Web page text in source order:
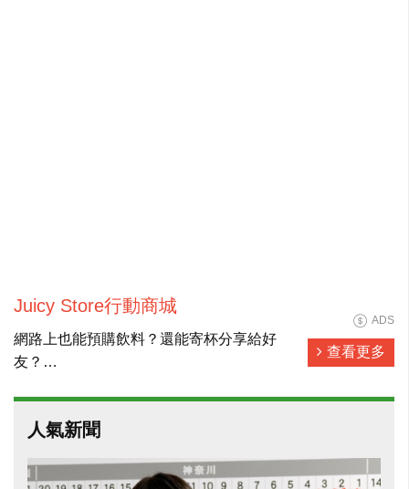
Juicy Store行動商城
網路上也能預購飲料？還能寄杯分享給好
友？
手搖飲料，根據資料顯示，台灣人1年就喝
勵手搖飲料業者，能將台灣在地水果納入原
ADS
查看更多
人氣新聞